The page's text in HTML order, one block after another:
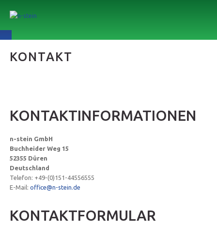
KONTAKT
KONTAKTINFORMATIONEN
n-stein GmbH
Buchheider Weg 15
52355 Düren
Deutschland
Telefon: +49-(0)151-44556555
E-Mail: office@n-stein.de
KONTAKTFORMULAR